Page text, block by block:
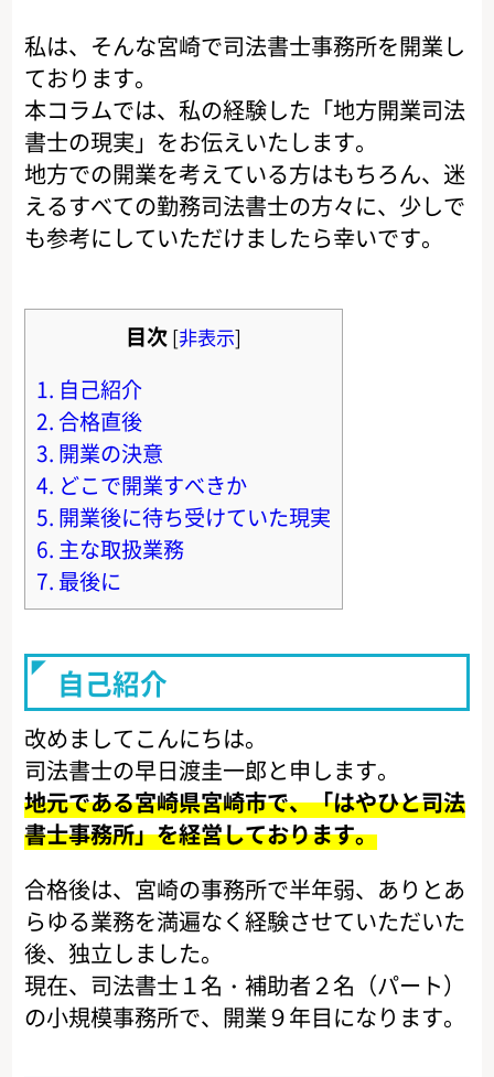
私は、そんな宮崎で司法書士事務所を開業し
ております。
本コラムでは、私の経験した「地方開業司法
書士の現実」をお伝えいたします。
地方での開業を考えている方はもちろん、迷
えるすべての勤務司法書士の方々に、少しで
も参考にしていただけましたら幸いです。
目次 [非表示]
1. 自己紹介
2. 合格直後
3. 開業の決意
4. どこで開業すべきか
5. 開業後に待ち受けていた現実
6. 主な取扱業務
7. 最後に
自己紹介
改めましてこんにちは。
司法書士の早日渡圭一郎と申します。
地元である宮崎県宮崎市で、「はやひと司法
書士事務所」を経営しております。
合格後は、宮崎の事務所で半年弱、ありとあ
らゆる業務を満遍なく経験させていただいた
後、独立しました。
現在、司法書士１名・補助者２名（パート）
の小規模事務所で、開業９年目になります。